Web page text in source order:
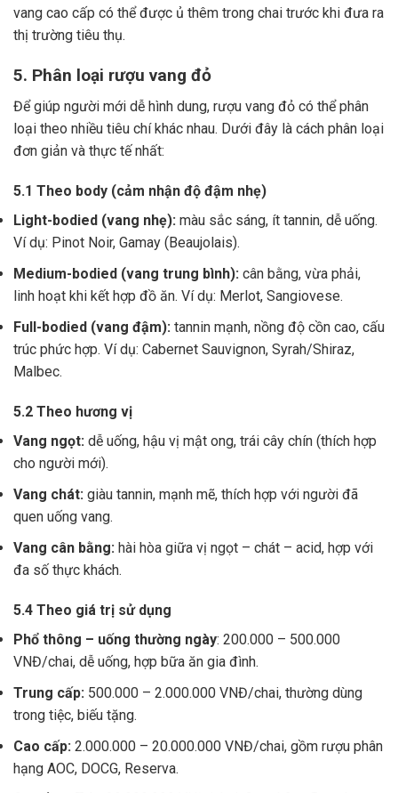
vang cao cấp có thể được ủ thêm trong chai trước khi đưa ra
thị trường tiêu thụ.
5. Phân loại rượu vang đỏ
Để giúp người mới dễ hình dung, rượu vang đỏ có thể phân
loại theo nhiều tiêu chí khác nhau. Dưới đây là cách phân loại
đơn giản và thực tế nhất:
5.1 Theo body (cảm nhận độ đậm nhẹ)
Light-bodied (vang nhẹ): màu sắc sáng, ít tannin, dễ uống.
Ví dụ: Pinot Noir, Gamay (Beaujolais).
Medium-bodied (vang trung bình): cân bằng, vừa phải,
linh hoạt khi kết hợp đồ ăn. Ví dụ: Merlot, Sangiovese.
Full-bodied (vang đậm): tannin mạnh, nồng độ cồn cao, cấu
trúc phức hợp. Ví dụ: Cabernet Sauvignon, Syrah/Shiraz,
Malbec.
5.2 Theo hương vị
Vang ngọt: dễ uống, hậu vị mật ong, trái cây chín (thích hợp
cho người mới).
Vang chát: giàu tannin, mạnh mẽ, thích hợp với người đã
quen uống vang.
Vang cân bằng: hài hòa giữa vị ngọt – chát – acid, hợp với
đa số thực khách.
5.4 Theo giá trị sử dụng
Phổ thông – uống thường ngày: 200.000 – 500.000
VNĐ/chai, dễ uống, hợp bữa ăn gia đình.
Trung cấp: 500.000 – 2.000.000 VNĐ/chai, thường dùng
trong tiệc, biếu tặng.
Cao cấp: 2.000.000 – 20.000.000 VNĐ/chai, gồm rượu phân
hạng AOC, DOCG, Reserva.